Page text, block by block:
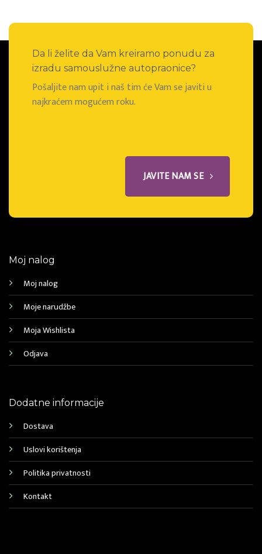
Da li želite da Vam kreiramo ponudu za
izradu samouslužne autopraonice?
Pošaljite nam upit i naš tim će Vam se javiti u
najkraćem mogućem roku.
JAVITE NAM SE
Moj nalog
Moj nalog
Moje narudžbe
Moja Wishlista
Odjava
Dodatne informacije
Dostava
Uslovi korištenja
Politika privatnosti
Kontakt